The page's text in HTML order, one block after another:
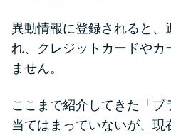
異動情報に登録されると、
れ、クレジットカードやカ
ません。
ここまで紹介してきた「
当てはまっていないが、現